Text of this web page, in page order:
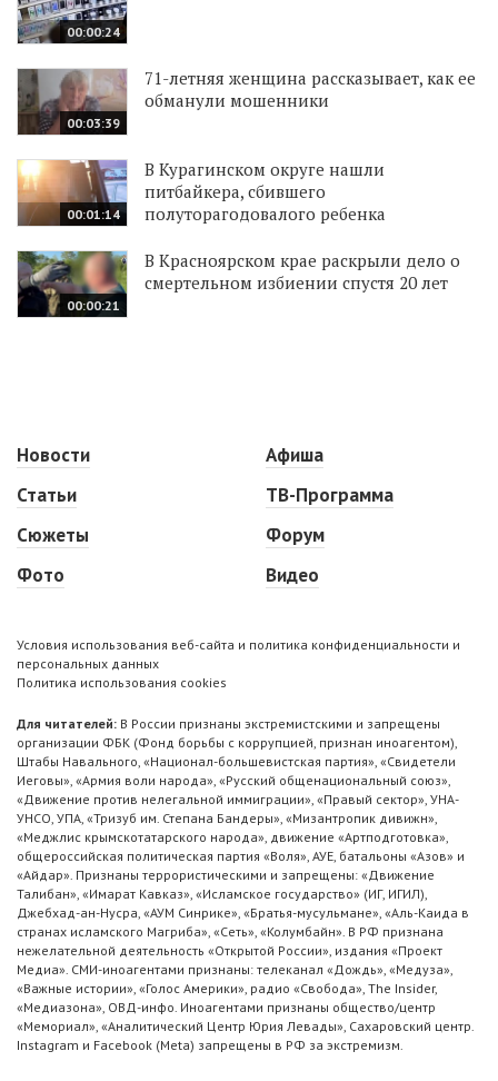
00:00:24
00:03:39
71-летняя женщина рассказывает, как ее
обманули мошенники
00:01:14
В Курагинском округе нашли
питбайкера, сбившего
полуторагодовалого ребенка
00:00:21
В Красноярском крае раскрыли дело о
смертельном избиении спустя 20 лет
Новости
Статьи
Сюжеты
Фото
Афиша
ТВ-Программа
Форум
Видео
Условия использования веб-сайта и политика конфиденциальности и
персональных данных
Политика использования cookies
Для читателей: В России признаны экстремистскими и запрещены
организации ФБК (Фонд борьбы с коррупцией, признан иноагентом),
Штабы Навального, «Национал-большевистская партия», «Свидетели
Иеговы», «Армия воли народа», «Русский общенациональный союз»,
«Движение против нелегальной иммиграции», «Правый сектор», УНА-
УНСО, УПА, «Тризуб им. Степана Бандеры», «Мизантропик дивижн»,
«Меджлис крымскотатарского народа», движение «Артподготовка»,
общероссийская политическая партия «Воля», АУЕ, батальоны «Азов» и
«Айдар». Признаны террористическими и запрещены: «Движение
Талибан», «Имарат Кавказ», «Исламское государство» (ИГ, ИГИЛ),
Джебхад-ан-Нусра, «АУМ Синрике», «Братья-мусульмане», «Аль-Каида в
странах исламского Магриба», «Сеть», «Колумбайн». В РФ признана
нежелательной деятельность «Открытой России», издания «Проект
Медиа». СМИ-иноагентами признаны: телеканал «Дождь», «Медуза»,
«Важные истории», «Голос Америки», радио «Свобода», The Insider,
«Медиазона», ОВД-инфо. Иноагентами признаны общество/центр
«Мемориал», «Аналитический Центр Юрия Левады», Сахаровский центр.
Instagram и Facebook (Metа) запрещены в РФ за экстремизм.